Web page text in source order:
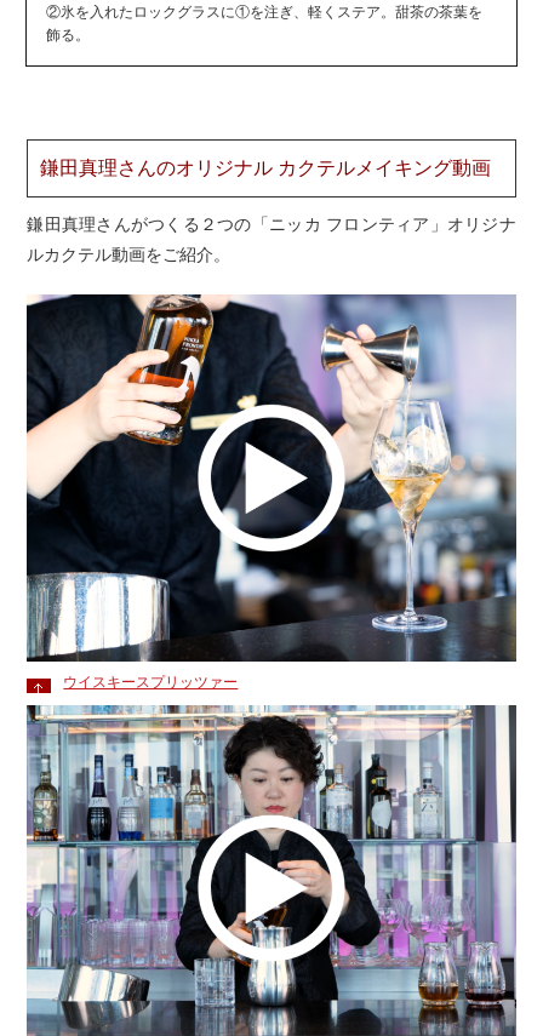
②氷を入れたロックグラスに①を注ぎ、軽くステア。甜茶の茶葉を
飾る。
鎌田真理さんのオリジナル カクテルメイキング動画
鎌田真理さんがつくる２つの「ニッカ フロンティア」オリジナ
ルカクテル動画をご紹介。
ウイスキースプリッツァー